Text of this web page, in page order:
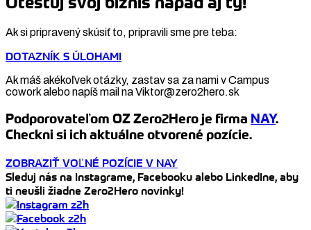
Ak si pripravený skúsiť to, pripravili sme pre teba:
DOTAZNÍK S ÚLOHAMI
Ak máš akékoľvek otázky, zastav sa za nami v Campus
cowork alebo napíš mail na Viktor@zero2hero.sk
Podporovateľom OZ Zero2Hero je firma NAY.
Checkni si ich aktuálne otvorené pozície.
ZOBRAZIŤ VOĽNÉ POZÍCIE V NAY
Sleduj nás na Instagrame, Facebooku alebo LinkedIne, aby
ti neušli žiadne Zero2Hero novinky!